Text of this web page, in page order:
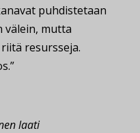
puhdistetaan
välein, mutta
resursseja.
laati